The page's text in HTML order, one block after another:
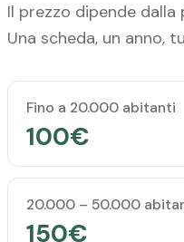
Il prezzo dipende
Una scheda, un anno,
Popolazione del
Fino a 20.000 abitanti
100€
20.000 – 50.000
150€